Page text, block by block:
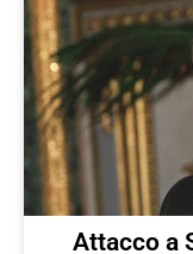
Attacco a